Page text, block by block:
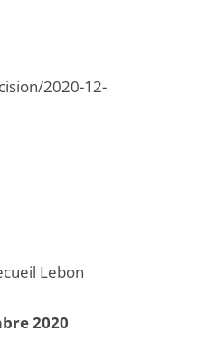
Lebon
2020
2020-12-